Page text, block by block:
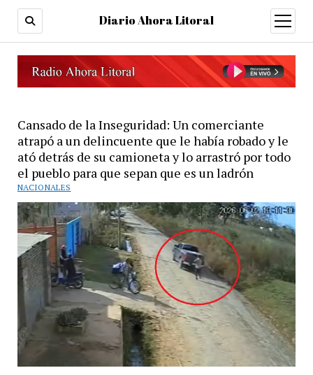
Diario Ahora Litoral
open
menu
Cansado de la Inseguridad: Un comerciante
atrapó a un delincuente que le había robado y le
ató detrás de su camioneta y lo arrastró por todo
el pueblo para que sepan que es un ladrón
NACIONALES